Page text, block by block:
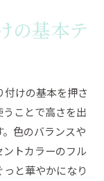
の基本テ
けの基本を押さ
ことで高さを出
色のバランスや
トカラーのフル
と華やかになり